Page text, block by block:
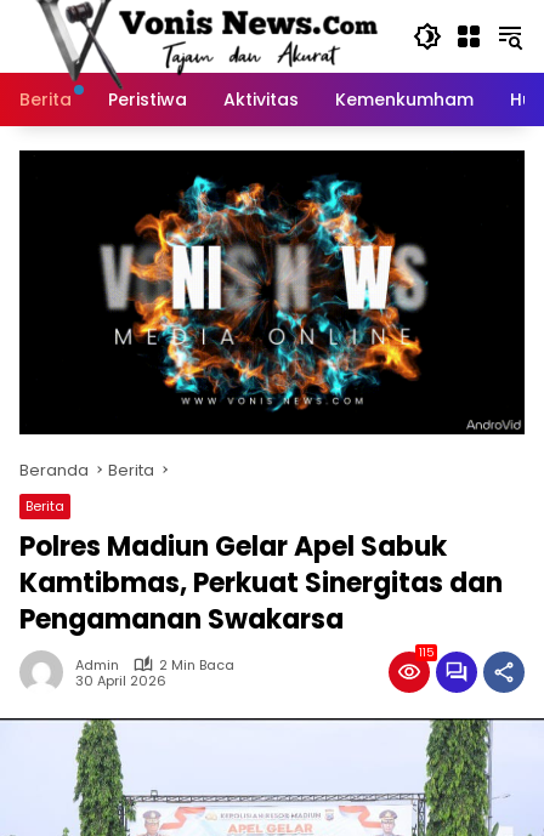
Langsung
Berita
Peristiwa Aktivitas Kemenkumham
Beranda Berita
Berita
Polres Madiun Gelar Apel Sabuk
Kamtibmas, Perkuat Sinergitas dan
Pengamanan Swakarsa
Admin
2 Min Baca
30 April 2026
115